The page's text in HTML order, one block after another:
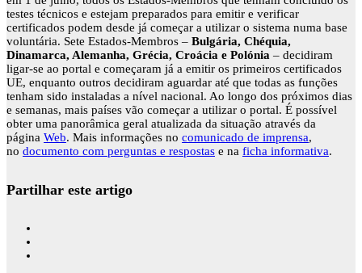
testes técnicos e estejam preparados para emitir e verificar
certificados podem desde já começar a utilizar o sistema numa base
voluntária. Sete Estados-Membros – Bulgária, Chéquia,
Dinamarca, Alemanha, Grécia, Croácia e Polónia – decidiram
ligar-se ao portal e começaram já a emitir os primeiros certificados
UE, enquanto outros decidiram aguardar até que todas as funções
tenham sido instaladas a nível nacional. Ao longo dos próximos dias
e semanas, mais países vão começar a utilizar o portal. É possível
obter uma panorâmica geral atualizada da situação através da
página Web. Mais informações no comunicado de imprensa,
no documento com perguntas e respostas e na ficha informativa.
Partilhar este artigo